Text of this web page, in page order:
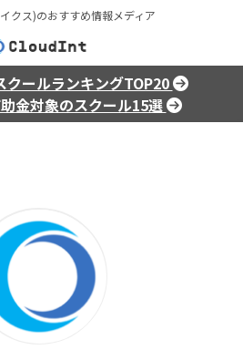
クス)のおすすめ情報メディア
クールランキングTOP20
金対象のスクール15選